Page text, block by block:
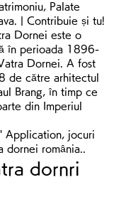
Palate
| Contribuie și tu!
Dornei este o
în perioada 1896-
Dornei. A fost
de către arhitectul
Brang, în timp ce
din Imperiul
Application, jocuri
dornei românia..
dornri